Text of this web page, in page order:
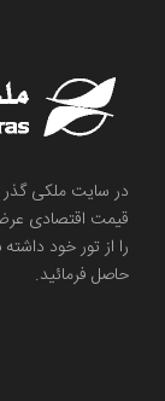
در سایت ملکی
قیمت اقتصادی
را از تور خود
حاصل فرمائید.